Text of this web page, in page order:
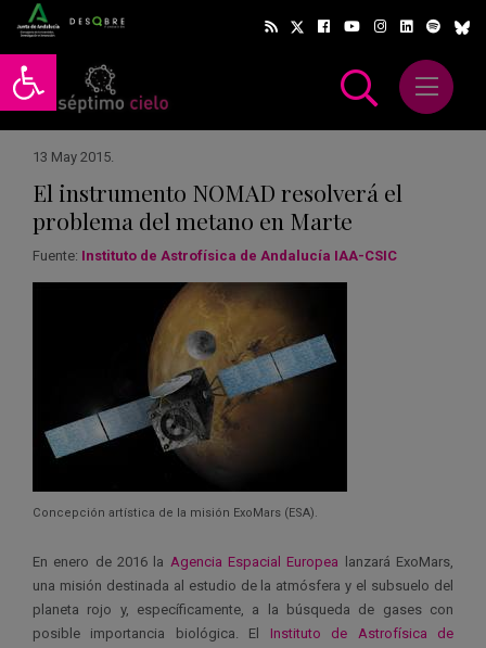
Abrir barra de herramientas
Abrir
13 May 2015.
El instrumento NOMAD resolverá el
problema del metano en Marte
Fuente: Instituto de Astrofísica de Andalucía IAA-CSIC
Concepción artística de la misión ExoMars (ESA).
En enero de 2016 la Agencia Espacial Europea lanzará ExoMars,
una misión destinada al estudio de la atmósfera y el subsuelo del
planeta rojo y, específicamente, a la búsqueda de gases con
posible importancia biológica. El Instituto de Astrofísica de